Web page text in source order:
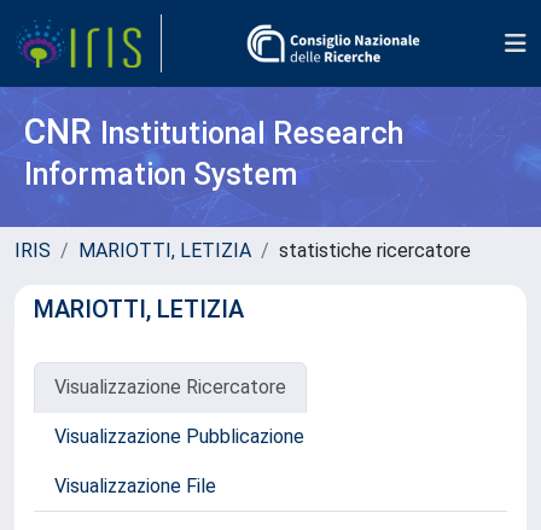
CNR Institutional Research
Information System
IRIS MARIOTTI, LETIZIA statistiche ricercatore
MARIOTTI, LETIZIA
Visualizzazione Ricercatore
Visualizzazione Pubblicazione
Visualizzazione File